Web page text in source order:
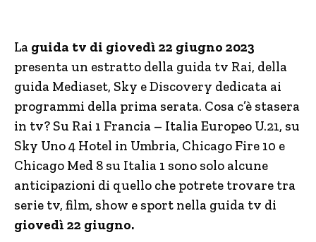
La guida tv di giovedì 22 giugno 2023
presenta un estratto della guida tv Rai, della
guida Mediaset, Sky e Discovery dedicata ai
programmi della prima serata. Cosa c’è stasera
in tv? Su Rai 1 Francia – Italia Europeo U.21, su
Sky Uno 4 Hotel in Umbria, Chicago Fire 10 e
Chicago Med 8 su Italia 1 sono solo alcune
anticipazioni di quello che potrete trovare tra
serie tv, film, show e sport nella guida tv di
giovedì 22 giugno.